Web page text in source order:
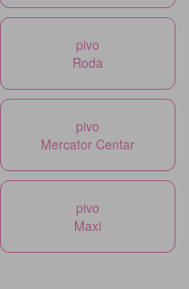
pivo
Roda
pivo
Mercator Centar
pivo
Maxi